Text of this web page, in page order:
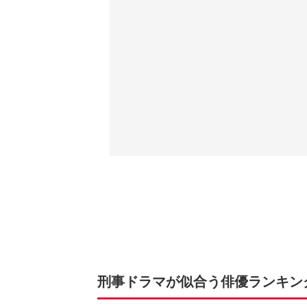
刑事ドラマが似合う俳優ランキン